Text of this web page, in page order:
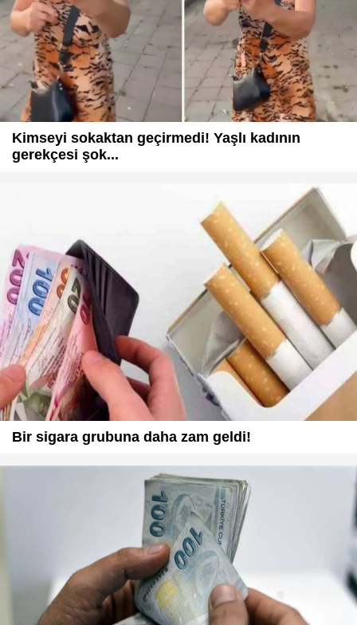
Kimseyi sokaktan geçirmedi! Yaşlı kadının
gerekçesi şok...
Bir sigara grubuna daha zam geldi!